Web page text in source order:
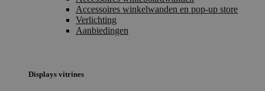
Accessoires winkelwanden en pop-up store
Verlichting
Aanbiedingen
Displays vitrines